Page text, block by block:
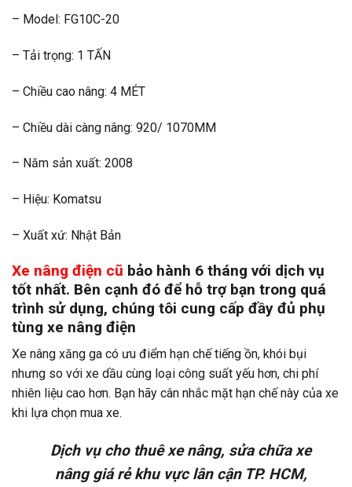
– Model: FG10C-20
– Tải trọng: 1 TẤN
– Chiều cao nâng: 4 MÉT
– Chiều dài càng nâng: 920/ 1070MM
– Năm sản xuất: 2008
– Hiệu: Komatsu
– Xuất xứ: Nhật Bản
Xe nâng điện cũ bảo hành 6 tháng với dịch vụ
tốt nhất. Bên cạnh đó để hỗ trợ bạn trong quá
trình sử dụng, chúng tôi cung cấp đầy đủ phụ
tùng xe nâng điện
Xe nâng xăng ga có ưu điểm hạn chế tiếng ồn, khói bụi
nhưng so với xe dầu cùng loại công suất yếu hơn, chi phí
nhiên liệu cao hơn. Bạn hãy cân nhắc mặt hạn chế này của xe
khi lựa chọn mua xe.
Dịch vụ cho thuê xe nâng, sửa chữa xe
nânggiá rẻ khu vực lân cận TP. HCM,